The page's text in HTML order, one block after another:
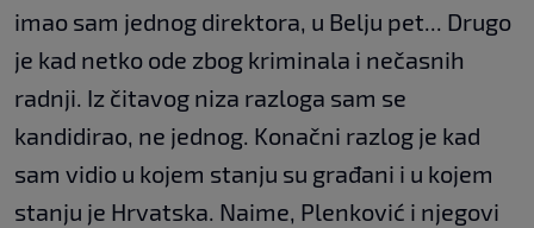
imao sam jednog direktora, u Belju pet... Drugo
je kad netko ode zbog kriminala i nečasnih
radnji. Iz čitavog niza razloga sam se
kandidirao, ne jednog. Konačni razlog je kad
sam vidio u kojem stanju su građani i u kojem
stanju je Hrvatska. Naime, Plenković i njegovi